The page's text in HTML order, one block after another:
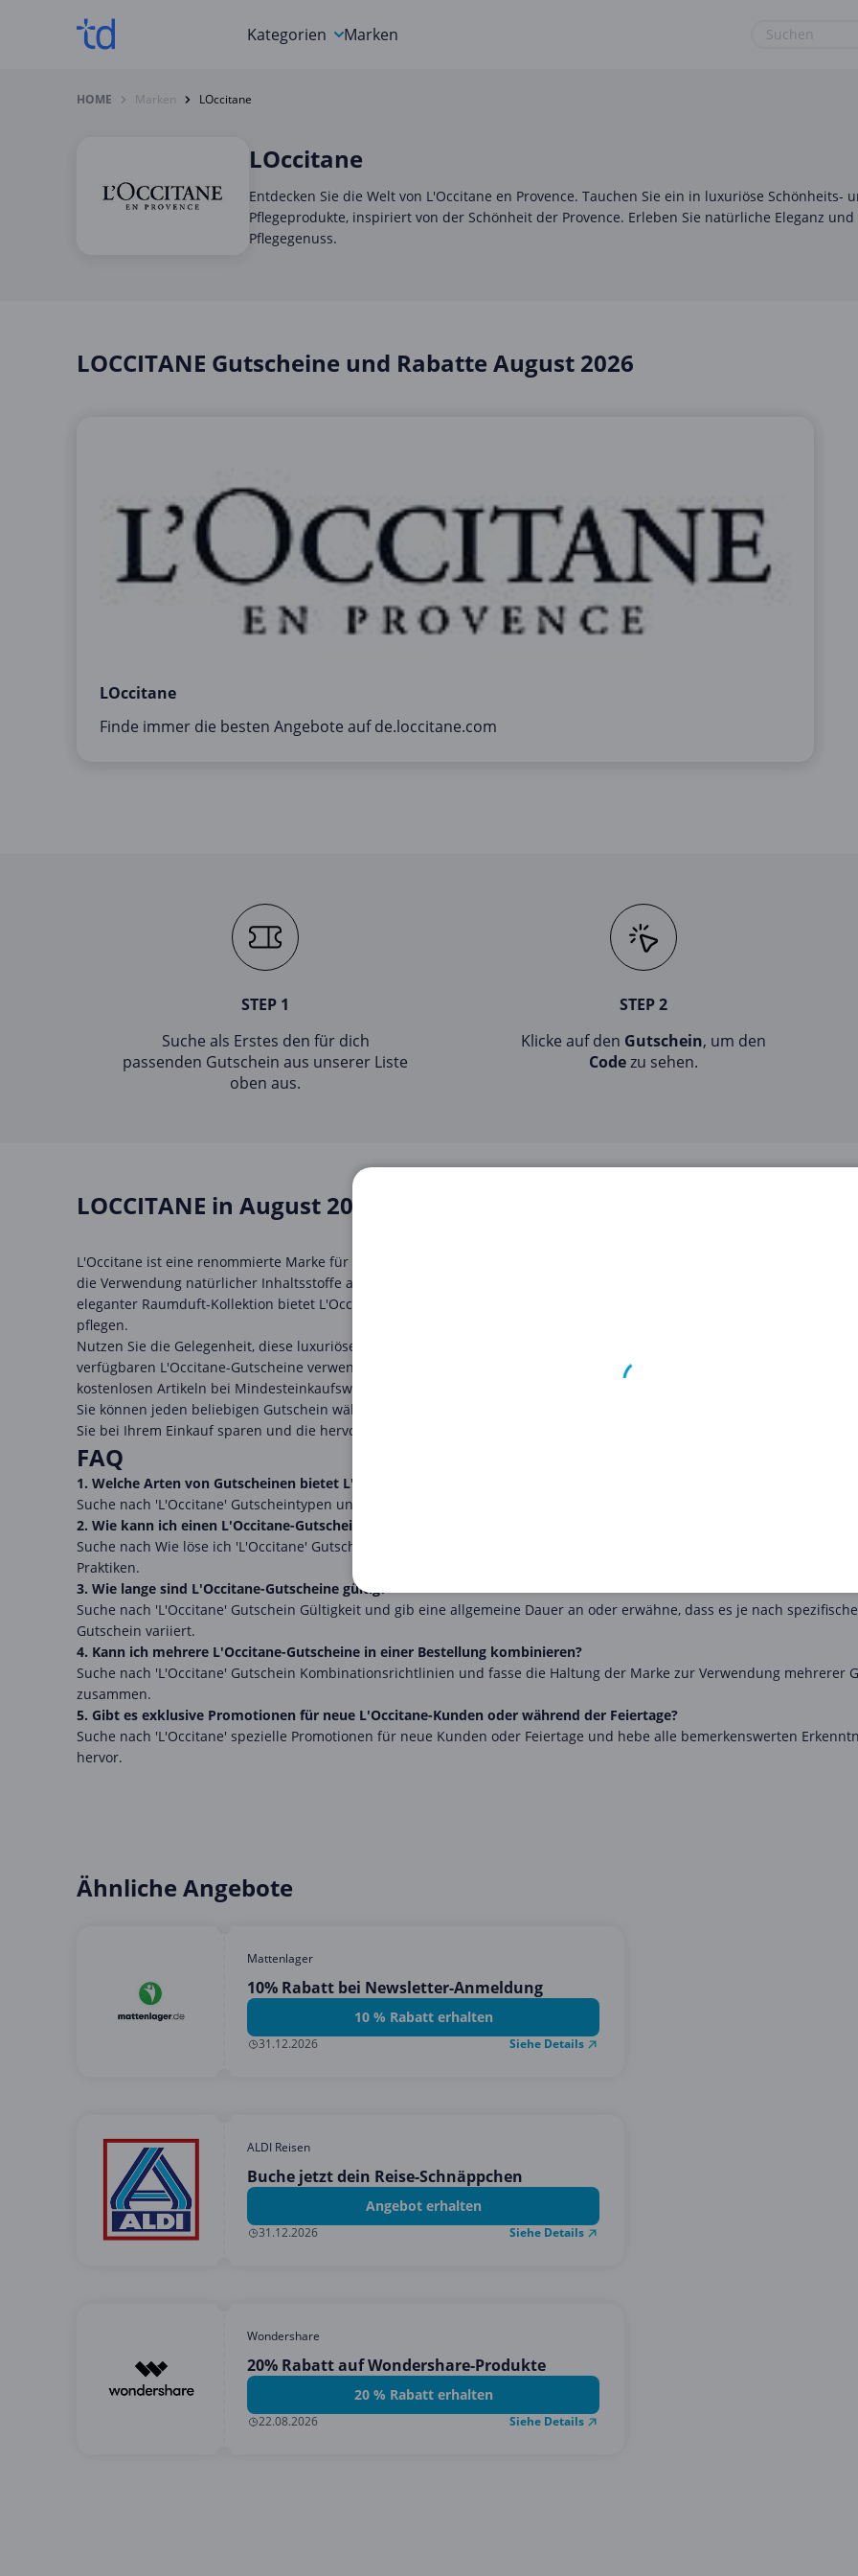
Kategorien
Bücher & Magazine
Computer & Elektronik
Entertainment & Media
Mobilfunk & Internet
Marken
HOME Marken LOccitane
LOccitane
Entdecken Sie die Welt von L'Occitane en Provence. Tauchen Sie ein in luxuriöse Schönheits-
Pflegeprodukte, inspiriert von der Schönheit der Provence. Erleben Sie natürliche Eleganz und
Pflegegenuss.
LOCCITANE Gutscheine und Rabatte August 2026
LOccitane
Finde immer die besten Angebote auf de.loccitane.com
STEP 1
Suche als Erstes den für dich
passenden Gutschein aus unserer Liste
oben aus.
STEP 2
Klicke auf den Gutschein, um den
Codezu sehen.
LOCCITANE in August 2026
L'Occitane ist eine renommierte Marke für Hautpflegeprodukte und Düfte, die sich durch ihre hochwertige
die Verwendung natürlicher Inhaltsstoffe auszeichnet. Von duftenden Lotionen und Cremes über erfrischende
eleganter Raumduft-Kollektion bietet L'Occitane ein umfangreiches Sortiment, um Ihre Sinne zu verwöhnen und Ihre
pflegen.
Nutzen Sie die Gelegenheit, diese luxuriösen Produkte zu attraktiven Preisen zu erwerben, indem Sie die auf unserer
verfügbaren L'Occitane-Gutscheine verwenden. Die Deals reichen von Prozentrabatten auf bestimmte
kostenlosen Artikeln bei Mindesteinkaufswerten. Stöbern Sie durch unsere Auflistung, um den besten Deal zu finden!
Sie können jeden beliebigen Gutschein wählen, ihn kopieren und ihn im Onlineshop der Marke verwenden. Auf diese
Sie bei Ihrem Einkauf sparen und die hervorragenden Produkte von L'Occitane zu reduzierten Preisen genießen.
FAQ
1. Welche Arten von Gutscheinen bietet L'Occitane an?
Suche nach 'L'Occitane' Gutscheintypen und fasse die häufig verfügbaren Rabattarten für die Marke zusammen.
2. Wie kann ich einen L'Occitane-Gutschein von unserer Seite verwenden?
Suche nach Wie löse ich 'L'Occitane' Gutscheine ein und liefere eine prägnante Schritt-für-Schritt-Anleitung basierend
Praktiken.
3. Wie lange sind L'Occitane-Gutscheine gültig?
Suche nach 'L'Occitane' Gutschein Gültigkeit und gib eine allgemeine Dauer an oder erwähne, dass es je nach
Gutschein variiert.
4. Kann ich mehrere L'Occitane-Gutscheine in einer Bestellung kombinieren?
Suche nach 'L'Occitane' Gutschein Kombinationsrichtlinien und fasse die Haltung der Marke zur Verwendung mehrerer
zusammen.
5. Gibt es exklusive Promotionen für neue L'Occitane-Kunden oder während der Feiertage?
Suche nach 'L'Occitane' spezielle Promotionen für neue Kunden oder Feiertage und hebe alle bemerkenswerten
hervor.
Ähnliche Angebote
Mattenlager
10% Rabatt bei Newsletter-Anmeldung
10 % Rabatt erhalten
31.12.2026 Siehe Details
ALDI Reisen
Buche jetzt dein Reise-Schnäppchen
Angebot erhalten
31.12.2026 Siehe Details
Wondershare
20% Rabatt auf Wondershare-Produkte
20 % Rabatt erhalten
22.08.2026 Siehe Details